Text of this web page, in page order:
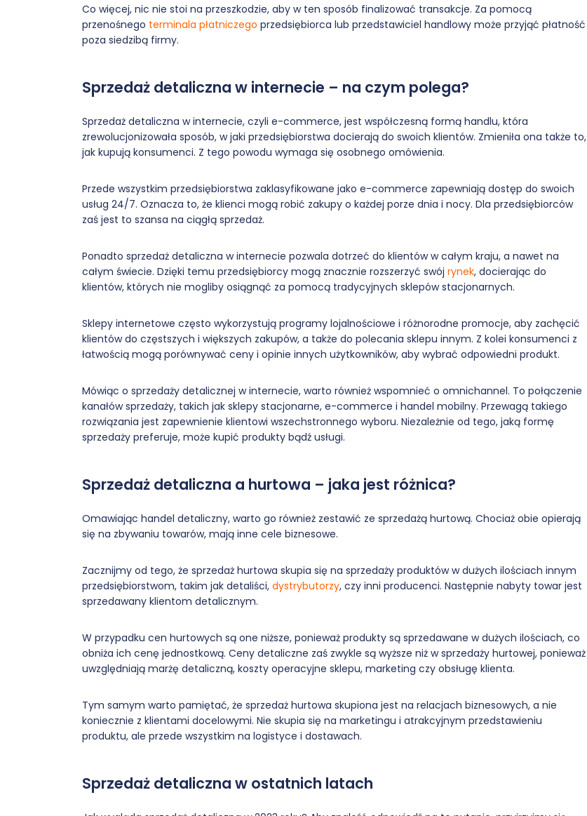
Co więcej, nic nie stoi na przeszkodzie, aby w ten sposób finalizować transakcje. Za pomocą
przenośnego terminala płatniczego przedsiębiorca lub przedstawiciel handlowy może przyjąć płatność
poza siedzibą firmy.
Sprzedaż detaliczna w internecie – na czym polega?
Sprzedaż detaliczna w internecie, czyli e-commerce, jest współczesną formą handlu, która
zrewolucjonizowała sposób, w jaki przedsiębiorstwa docierają do swoich klientów. Zmieniła ona także to,
jak kupują konsumenci. Z tego powodu wymaga się osobnego omówienia.
Przede wszystkim przedsiębiorstwa zaklasyfikowane jako e-commerce zapewniają dostęp do swoich
usług 24/7. Oznacza to, że klienci mogą robić zakupy o każdej porze dnia i nocy. Dla przedsiębiorców
zaś jest to szansa na ciągłą sprzedaż.
Ponadto sprzedaż detaliczna w internecie pozwala dotrzeć do klientów w całym kraju, a nawet na
całym świecie. Dzięki temu przedsiębiorcy mogą znacznie rozszerzyć swój rynek, docierając do
klientów, których nie mogliby osiągnąć za pomocą tradycyjnych sklepów stacjonarnych.
Sklepy internetowe często wykorzystują programy lojalnościowe i różnorodne promocje, aby zachęcić
klientów do częstszych i większych zakupów, a także do polecania sklepu innym. Z kolei konsumenci z
łatwością mogą porównywać ceny i opinie innych użytkowników, aby wybrać odpowiedni produkt.
Mówiąc o sprzedaży detalicznej w internecie, warto również wspomnieć o omnichannel. To połączenie
kanałów sprzedaży, takich jak sklepy stacjonarne, e-commerce i handel mobilny. Przewagą takiego
rozwiązania jest zapewnienie klientowi wszechstronnego wyboru. Niezależnie od tego, jaką formę
sprzedaży preferuje, może kupić produkty bądź usługi.
Sprzedaż detaliczna a hurtowa – jaka jest różnica?
Omawiając handel detaliczny, warto go również zestawić ze sprzedażą hurtową. Chociaż obie opierają
się na zbywaniu towarów, mają inne cele biznesowe.
Zacznijmy od tego, że sprzedaż hurtowa skupia się na sprzedaży produktów w dużych ilościach innym
przedsiębiorstwom, takim jak detaliści, dystrybutorzy, czy inni producenci. Następnie nabyty towar jest
sprzedawany klientom detalicznym.
W przypadku cen hurtowych są one niższe, ponieważ produkty są sprzedawane w dużych ilościach, co
obniża ich cenę jednostkową. Ceny detaliczne zaś zwykle są wyższe niż w sprzedaży hurtowej, ponieważ
uwzględniają marżę detaliczną, koszty operacyjne sklepu, marketing czy obsługę klienta.
Tym samym warto pamiętać, że sprzedaż hurtowa skupiona jest na relacjach biznesowych, a nie
koniecznie z klientami docelowymi. Nie skupia się na marketingu i atrakcyjnym przedstawieniu
produktu, ale przede wszystkim na logistyce i dostawach.
Sprzedaż detaliczna w ostatnich latach